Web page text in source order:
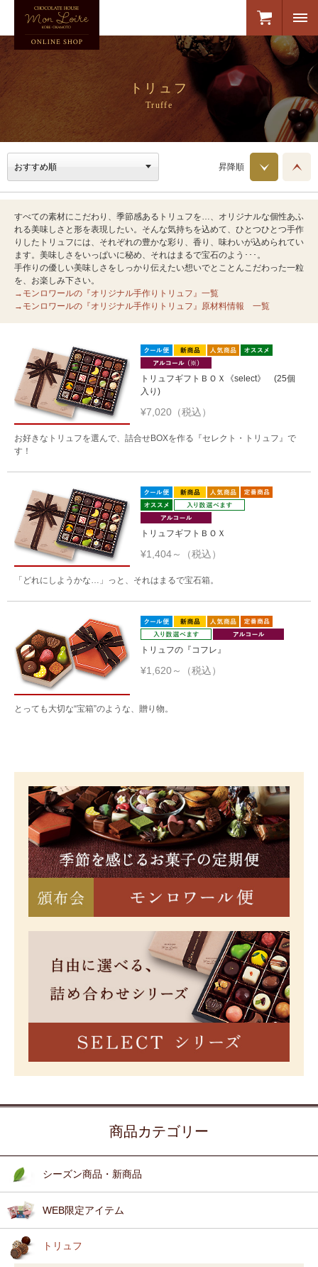
トリュフ
Truffe
昇降順
すべての素材にこだわり、季節感あるトリュフを…、オリジナルな個性あふ
れる美味しさと形を表現したい。そんな気持ちを込めて、ひとつひとつ手作
りしたトリュフには、それぞれの豊かな彩り、香り、味わいが込められてい
ます。美味しさをいっぱいに秘め、それはまるで宝石のよう･･･。
手作りの優しい美味しさをしっかり伝えたい想いでとことんこだわった一粒
を、お楽しみ下さい。
→モンロワールの『オリジナル手作りトリュフ』一覧
→モンロワールの『オリジナル手作りトリュフ』原材料情報 一覧
トリュフギフトＢＯＸ《select》 (25個
入り)
¥7,020（税込）
お好きなトリュフを選んで、詰合せBOXを作る『セレクト・トリュフ』で
す！
トリュフギフトＢＯＸ
¥1,404～（税込）
「どれにしようかな…」っと、それはまるで宝石箱。
トリュフの『コフレ』
¥1,620～（税込）
とっても大切な“宝箱”のような、贈り物。
商品カテゴリー
シーズン商品・新商品
WEB限定アイテム
トリュフ